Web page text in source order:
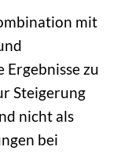
mit
zu
Steigerung
nicht als
bei